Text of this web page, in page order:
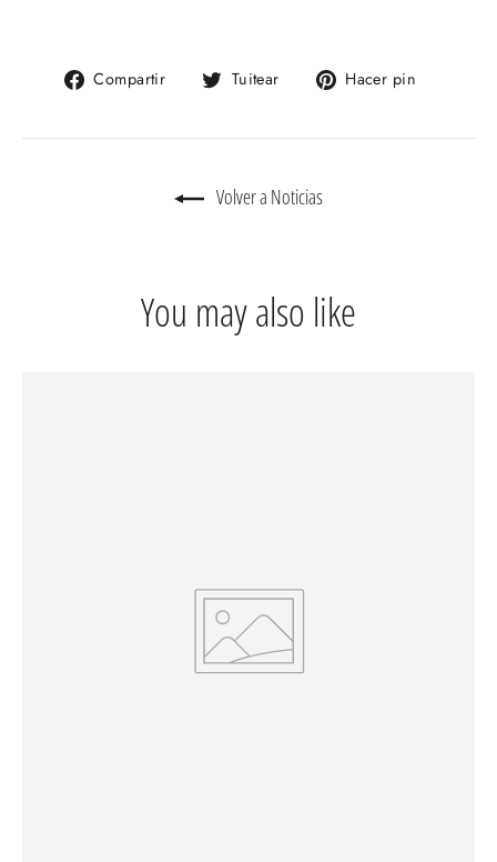
Compartir
Compartir
Facebook
Tuitear
Tuitear
Twitter
Hacer pin
Volver a Noticias
You may also like